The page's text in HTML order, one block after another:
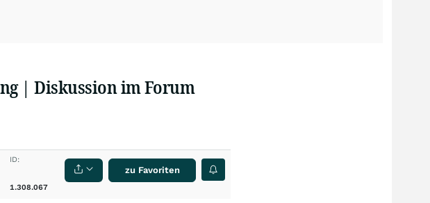
| Diskussion im Forum
ID:
1.308.067
zu Favoriten